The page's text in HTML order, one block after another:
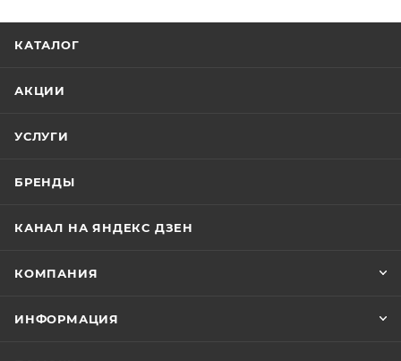
КАТАЛОГ
АКЦИИ
УСЛУГИ
БРЕНДЫ
КАНАЛ НА ЯНДЕКС ДЗЕН
КОМПАНИЯ
ИНФОРМАЦИЯ